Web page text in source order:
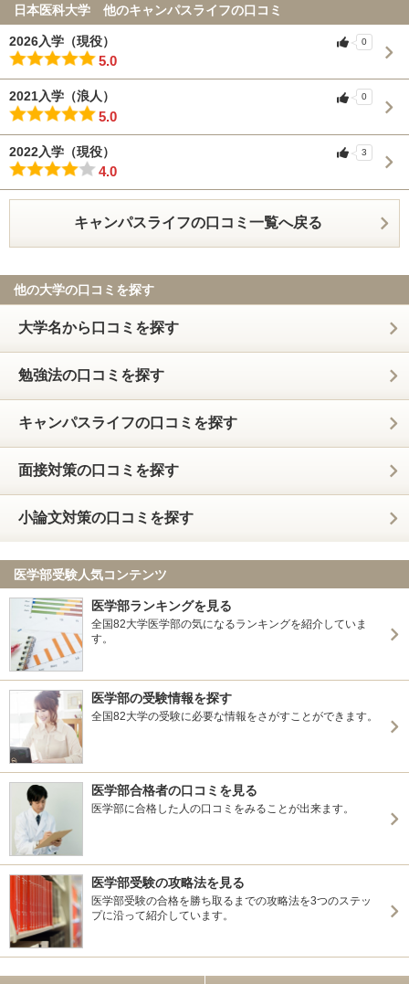
日本医科大学 他のキャンパスライフの口コミ
2026入学（現役）
5.0
0
2021入学（浪人）
5.0
0
2022入学（現役）
4.0
3
キャンパスライフの口コミ一覧へ戻る
他の大学の口コミを探す
大学名から口コミを探す
勉強法の口コミを探す
キャンパスライフの口コミを探す
面接対策の口コミを探す
小論文対策の口コミを探す
医学部受験人気コンテンツ
医学部ランキングを見る
全国82大学医学部の気になるランキングを紹介していま
す。
医学部の受験情報を探す
全国82大学の受験に必要な情報をさがすことができます。
医学部合格者の口コミを見る
医学部に合格した人の口コミをみることが出来ます。
医学部受験の攻略法を見る
医学部受験の合格を勝ち取るまでの攻略法を3つのステッ
プに沿って紹介しています。